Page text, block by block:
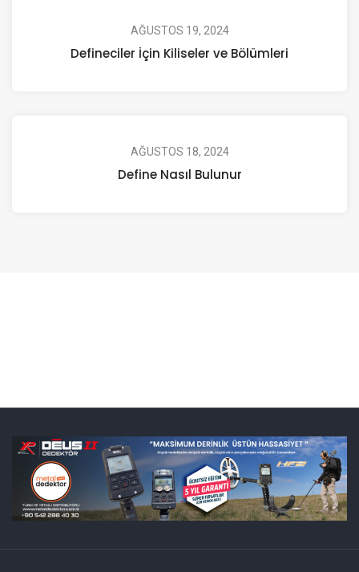
AĞUSTOS 19, 2024
Defineciler İçin Kiliseler ve Bölümleri
AĞUSTOS 18, 2024
Define Nasıl Bulunur